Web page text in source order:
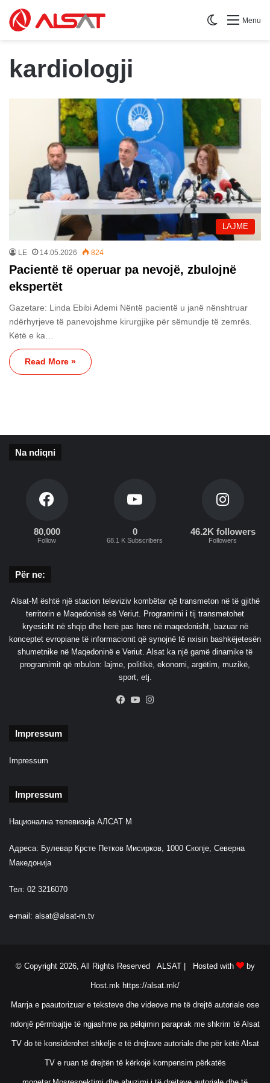
Menu
Switch skin
kardiologji
LAJME
LE 14.05.2026 824
Pacientë të operuar pa nevojë, zbulojnë
ekspertët
Gazetare: Linda Ebibi Ademi Nëntë pacientë u janë nënshtruar
ndërhyrjeve të panevojshme kirurgjike për sëmundje të zemrës.
Këtë e ka…
Read More »
Na ndiqni
80,000
Follow
0
68.1 K Subscribers
46.2K followers
Followers
Për ne:
Alsat-M është një stacion televiziv kombëtar që transmeton në të gjithë
territorin e Maqedonisë së Veriut. Programimi i tij transmetohet
kryesisht në shqip dhe herë pas here në maqedonisht, bazuar në
konceptet evropiane të informacionit që synojnë të nxisin bashkëjetesën
shumetnike në Maqedoninë e Veriut. Alsat ka një gamë dinamike të
programimit që mbulon: lajme, politikë, ekonomi, argëtim, muzikë,
sport, etj.
Facebook
YouTube
Impressum
Impressum
Impressum
Национална телевизија АЛСАТ М
Адреса: Булевар Крсте Петков Мисирков, 1000 Скопје, Северна
Македонија
Тел: 02 3216070
e-mail: alsat@alsat-m.tv
© Copyright 2026, All Rights Reserved ALSAT | Hosted with by
Host.mk https://alsat.mk/
Marrja e paautorizuar e teksteve dhe videove me të drejtë autoriale ose
ndonjë përmbajtje të ngjashme pa pëlqimin paraprak me shkrim të Alsat
TV do të konsiderohet shkelje e të drejtave autoriale dhe për këtë Alsat
TV e ruan të drejtën të kërkojë kompensim përkatës